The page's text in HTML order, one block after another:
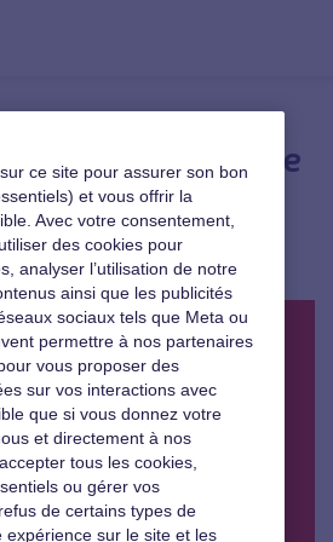
façons de
ce site pour assurer son bon
et vous offrir la
Avec votre consentement,
des cookies pour
analyser l’utilisation de notre
ainsi que les publicités
sociaux tels que Meta ou
permettre à nos partenaires
vous proposer des
sur vos interactions avec
que si vous donnez votre
et directement à nos
tous les cookies,
ou gérer vos
de certains types de
sur le site et les